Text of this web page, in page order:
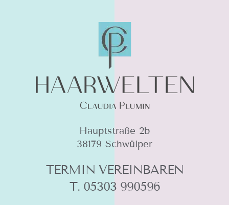
Hauptstraße 2b
38179 Schwülper
TERMIN VEREINBAREN
T. 05303 990596